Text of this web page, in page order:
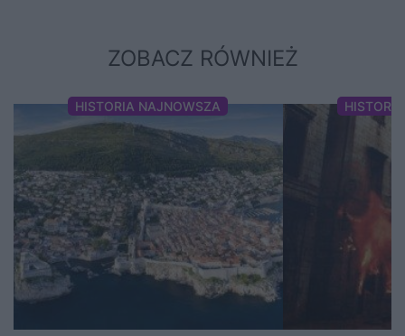
ZOBACZ RÓWNIEŻ
HISTORIA NAJNOWSZA